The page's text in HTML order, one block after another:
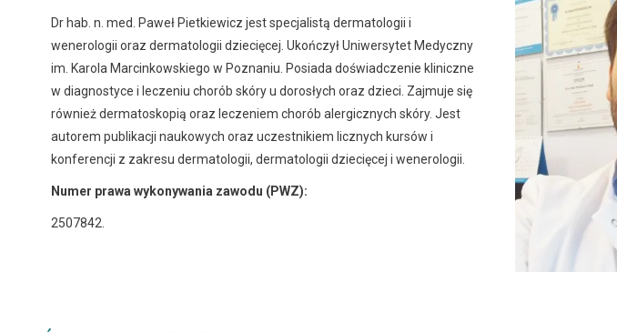
Dr hab. n. med. Paweł Pietkiewicz jest specjalistą dermatologii i
wenerologii oraz dermatologii dziecięcej. Ukończył Uniwersytet Medyczny
im. Karola Marcinkowskiego w Poznaniu. Posiada doświadczenie kliniczne
w diagnostyce i leczeniu chorób skóry u dorosłych oraz dzieci. Zajmuje się
również dermatoskopią oraz leczeniem chorób alergicznych skóry. Jest
autorem publikacji naukowych oraz uczestnikiem licznych kursów i
konferencji z zakresu dermatologii, dermatologii dziecięcej i wenerologii.
Numer prawa wykonywania zawodu (PWZ):
2507842.